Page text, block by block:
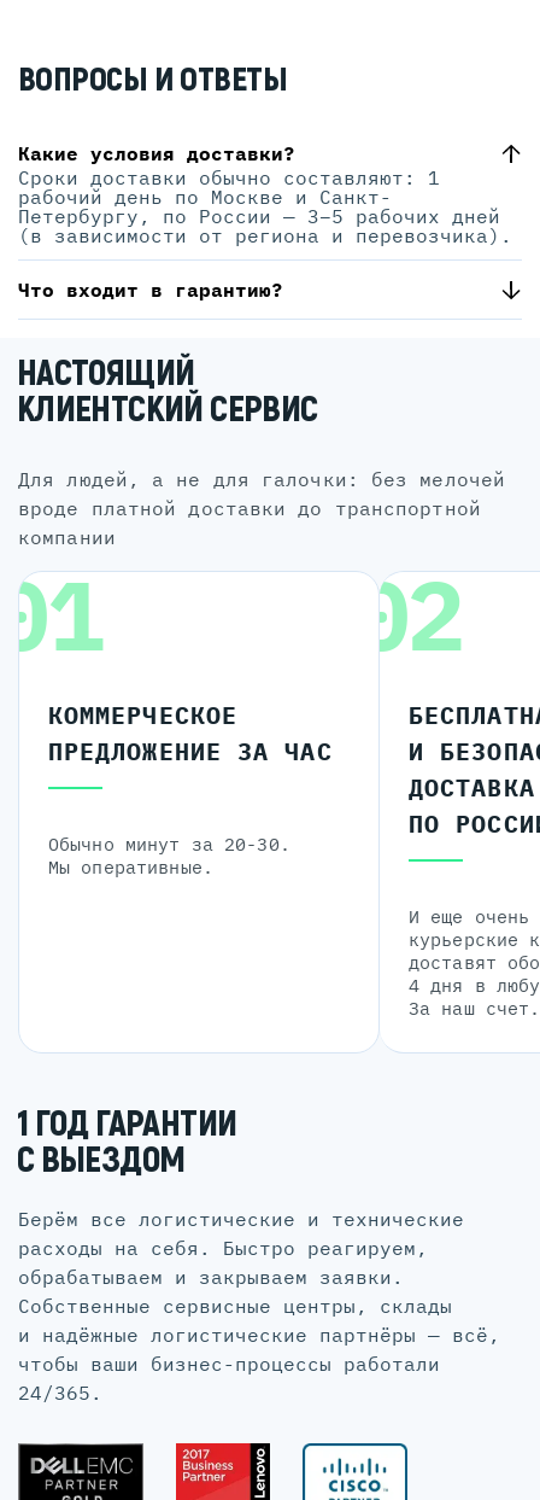
ВОПРОСЫ И ОТВЕТЫ
Какие условия доставки?
Сроки доставки обычно составляют: 1
рабочий день по Москве и Санкт-
Петербургу, по России — 3–5 рабочих дней
(в зависимости от региона и перевозчика).
Что входит в гарантию?
НАСТОЯЩИЙ
КЛИЕНТСКИЙ СЕРВИС
для людей, а не для галочки: без мелочей
вроде платной доставки до транспортной
компании
КОММЕРЧЕСКОЕ
ПРЕДЛОЖЕНИЕ ЗА ЧАС
Обычно минут за 20-30.
Мы оперативные.
02
И
ДОСТАВКА
ПО
И еще очень
курьерские
доставят
4 дня в
За наш счет.
1 ГОД ГАРАНТИИ
С ВЫЕЗДОМ
Берём все логистические и технические
расходы на себя. Быстро реагируем,
обрабатываем и закрываем заявки.
Собственные сервисные центры, склады
и надёжные логистические партнёры — всё,
чтобы ваши бизнес-процессы работали
24/365.